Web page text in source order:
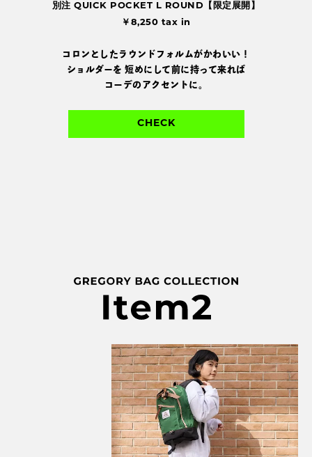
別注 QUICK POCKET L ROUND【限定展開】
￥8,250 tax in
コロンとしたラウンドフォルムがかわいい！
ショルダーを 短めにして前に持って来れば
コーデのアクセントに。
CHECK